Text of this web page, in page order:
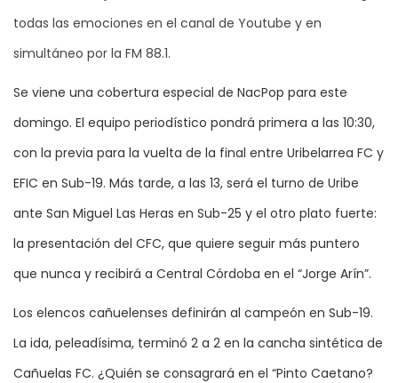
todas las emociones en el canal de Youtube y en
simultáneo por la FM 88.1.
Se viene una cobertura especial de NacPop para este
domingo. El equipo periodístico pondrá primera a las 10:30,
con la previa para la vuelta de la final entre Uribelarrea FC y
EFIC en Sub-19. Más tarde, a las 13, será el turno de Uribe
ante San Miguel Las Heras en Sub-25 y el otro plato fuerte:
la presentación del CFC, que quiere seguir más puntero
que nunca y recibirá a Central Córdoba en el “Jorge Arín”.
Los elencos cañuelenses definirán al campeón en Sub-19.
La ida, peleadísima, terminó 2 a 2 en la cancha sintética de
Cañuelas FC. ¿Quién se consagrará en el “Pinto Caetano?